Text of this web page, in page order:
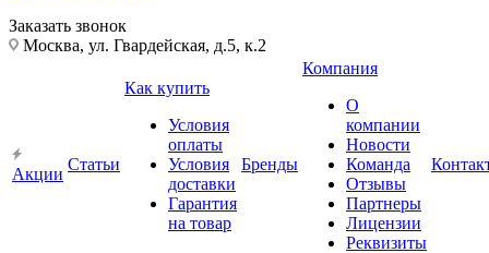
Заказать звонок
Москва, ул. Гвардейская, д.5, к.2
Акции
Статьи
Как купить
Условия
оплаты
Условия
доставки
Гарантия
на товар
Бренды
Компания
О
компании
Новости
Команда
Отзывы
Партнеры
Лицензии
Реквизиты